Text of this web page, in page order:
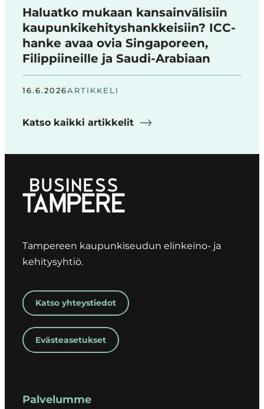
Haluatko mukaan kansainvälisiin
kaupunkikehityshankkeisiin? ICC-
hanke avaa ovia Singaporeen,
Filippiineille ja Saudi-Arabiaan
16.6.2026ARTIKKELI
Katso kaikki artikkelit
Tampereen kaupunkiseudun elinkeino- ja
kehitysyhtiö.
Katso yhteystiedot
Evästeasetukset
Palvelumme